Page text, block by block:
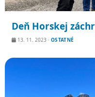
Deň Horskej
13. 11. 2023 · OSTATNÉ